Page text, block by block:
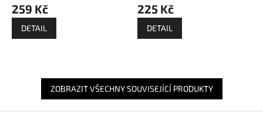
259 Kč
DETAIL
225 Kč
DETAIL
ZOBRAZIT VŠECHNY SOUVISEJÍCÍ PRODUKTY